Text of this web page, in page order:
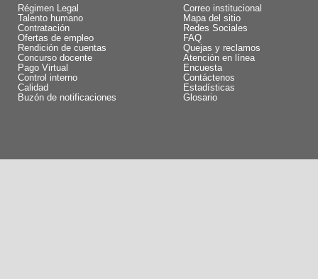
Régimen Legal
Talento humano
Contratación
Ofertas de empleo
Rendición de cuentas
Concurso docente
Pago Virtual
Control interno
Calidad
Buzón de notificaciones
Correo institucional
Mapa del sitio
Redes Sociales
FAQ
Quejas y reclamos
Atención en línea
Encuesta
Contáctenos
Estadísticas
Glosario